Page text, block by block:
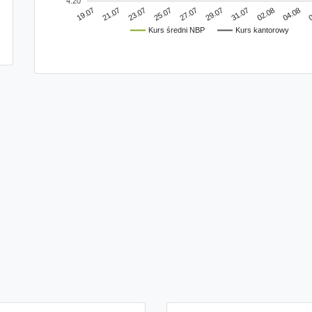
Kurs średni NBP Kurs kantorowy
19.07 21.07 23.07 25.07 27.07 29.07 31.07 02.08 04.08